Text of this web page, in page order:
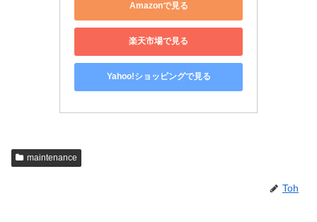
Amazonで見る
楽天市場で見る
Yahoo!ショッピングで見る
maintenance
Toh